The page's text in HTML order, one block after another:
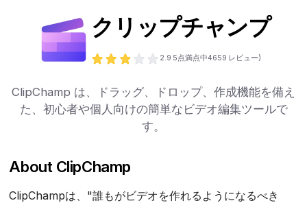
クリップチャンプ
2.9 5点満点中4659 レビュー)
ClipChamp は、ドラッグ、ドロップ、作成機能を備え
た、初心者や個人向けの簡単なビデオ編集ツールで
す。
About ClipChamp
ClipChampは、"誰もがビデオを作れるようになるべき